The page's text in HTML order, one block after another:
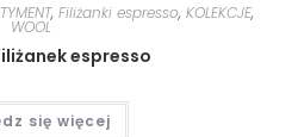
, Filiżanki espresso, KOLEKCJE,
WOOL
espresso
się więcej